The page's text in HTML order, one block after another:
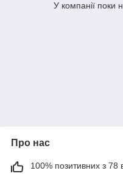
У компанії поки
Про нас
100% позитивних з 78